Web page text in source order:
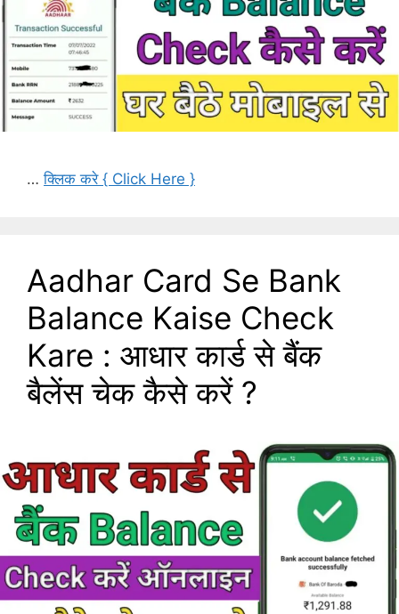
…क्लिक करे { Click Here }
Aadhar Card Se Bank
Balance Kaise Check
Kare : आधार कार्ड से बैंक
बैलेंस चेक कैसे करें ?